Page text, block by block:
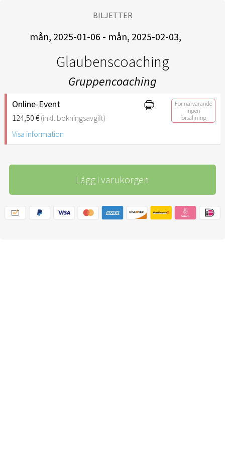
BILJETTER
mån, 2025-01-06 - mån, 2025-02-03,
Glaubenscoaching
Gruppencoaching
Online-Event
124,50 €(inkl. bokningsavgift)
För närvarande
ingen
försäljning
Visa information
Lägg i varukorgen